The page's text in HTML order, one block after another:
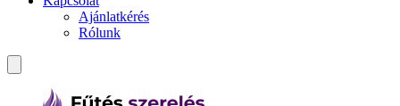
Ajánlatkérés
Rólunk